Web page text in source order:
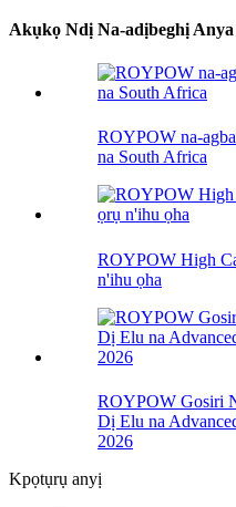
Akụkọ Ndị Na-adịbeghị Anya
ROYPOW na-
na South Africa
ROYPOW High
n'ihu ọha
ROYPOW Gosiri
Dị Elu na
2026
Kpọtụrụ anyị